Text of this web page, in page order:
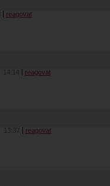
reagovat
14:14 reagovat
13:37 reagovat